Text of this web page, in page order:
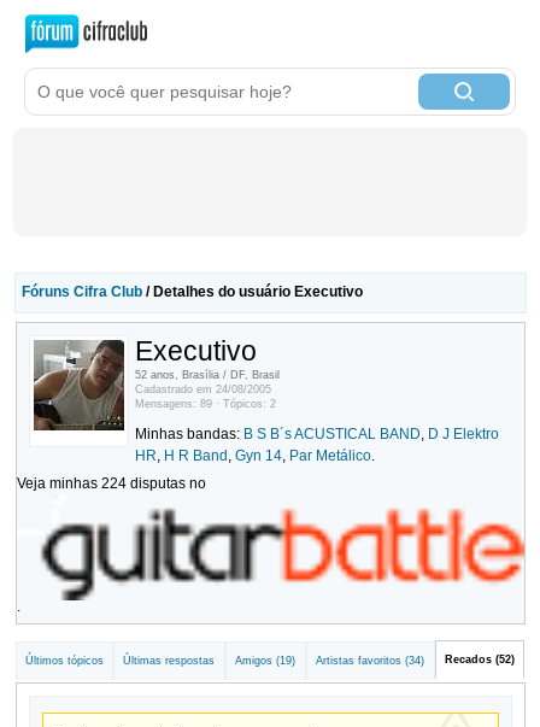
Fóruns Cifra Club/ Detalhes do usuário Executivo
Executivo
52 anos, Brasília / DF, Brasil
Cadastrado em 24/08/2005
Mensagens: 89 · Tópicos: 2
Minhas bandas: B S B´s ACUSTICAL BAND D J Elektro
HR H R Band Gyn 14, Par Metálico.
Veja minhas 224 disputas no
.
Últimos tópicos Últimas respostas Amigos (19) Artistas favoritos (34) Recados (52)